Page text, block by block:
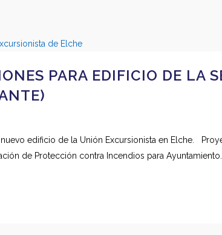
PARA EDIFICIO DE LA
edificio de la Unión Excursionista en Elche.
de Protección contra Incendios para Ayuntamiento.